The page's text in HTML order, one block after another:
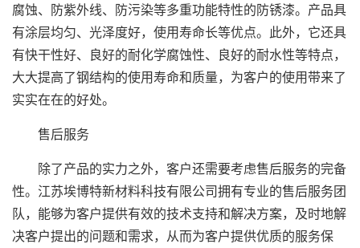
腐蚀、防紫外线、防污染等多重功能特性的防锈漆。产品具
有涂层均匀、光泽度好，使用寿命长等优点。此外，它还具
有快干性好、良好的耐化学腐蚀性、良好的耐水性等特点，
大大提高了钢结构的使用寿命和质量，为客户的使用带来了
实实在在的好处。
售后服务
除了产品的实力之外，客户还需要考虑售后服务的完备
性。江苏埃博特新材料科技有限公司拥有专业的售后服务团
队，能够为客户提供有效的技术支持和解决方案，及时地解
决客户提出的问题和需求，从而为客户提供优质的服务保